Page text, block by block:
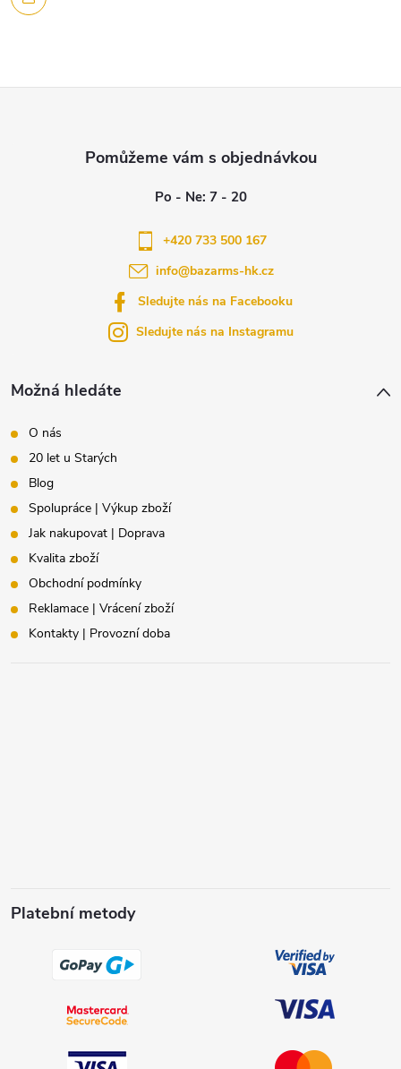
Možná hledáte
O nás
20 let u Starých
Blog
Spolupráce | Výkup zboží
Jak nakupovat | Doprava
Kvalita zboží
Obchodní podmínky
Reklamace | Vrácení zboží
Kontakty | Provozní doba
Platební metody
info@bazarms-hk.cz
+420 733 500 167
Sledujte nás na Facebooku
Sledujte nás na Instagramu